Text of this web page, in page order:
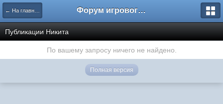
← На главную Форум игрового проекта Riverrise
Публикации Никита
По вашему запросу ничего не найдено.
Полная версия